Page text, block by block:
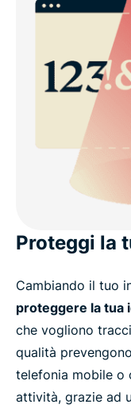
Proteggi la
Cambiando il tuo
proteggere la tua
che vogliono
qualità
telefonia mobile o
attività, grazie ad